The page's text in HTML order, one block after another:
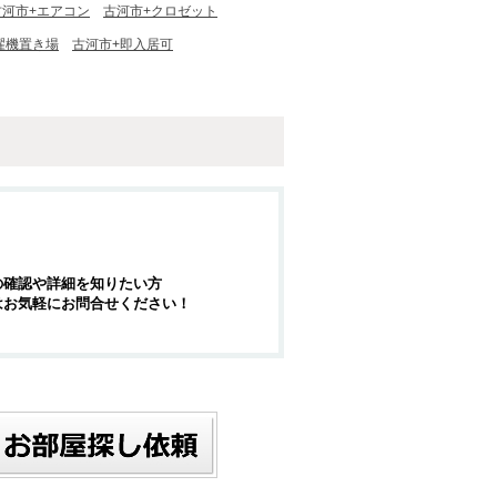
市+エアコン 古河市+クロゼット
機置き場 古河市+即入居可
認や詳細を知りたい方
気軽にお問合せください！